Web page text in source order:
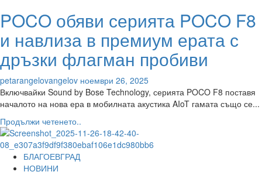
на
15
декември
Благоевград
отличава
добрите
спортисти
за
година,
Владо
POCO обяви серията POCO F8
и навлиза в премиум ерата с
дръзки флагман пробиви
petarangelovangelov ноември 26, 2025
Включвайки Sound by Bose Technology, серията POCO F8 поставя
началото на нова ера в мобилната акустика AIoT гамата също се...
Продължи четенето..
more
about
БЛАГОЕВГРАД
НОВИНИ